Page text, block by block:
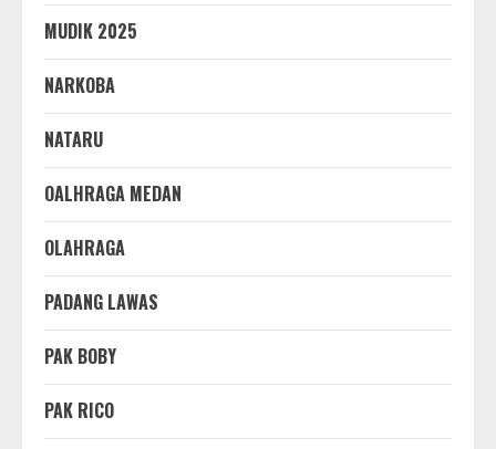
MUDIK 2025
NARKOBA
NATARU
OALHRAGA MEDAN
OLAHRAGA
PADANG LAWAS
PAK BOBY
PAK RICO